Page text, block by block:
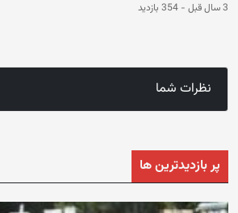
3 سال قبل - 354 بازدید
نظرات شما
پر بازدیدترین ها